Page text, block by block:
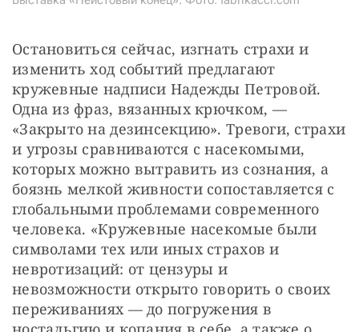
Остановиться сейчас, изгнать страхи и
изменить ход событий предлагают
кружевные надписи Надежды Петровой.
Одна из фраз, вязанных крючком, —
«Закрыто на дезинсекцию». Тревоги, страхи
и угрозы сравниваются с насекомыми,
которых можно вытравить из сознания, а
боязнь мелкой живности сопоставляется с
глобальными проблемами современного
человека. «Кружевные насекомые были
символами тех или иных страхов и
невротизаций: от цензуры и
невозможности открыто говорить о своих
переживаниях — до погружения в